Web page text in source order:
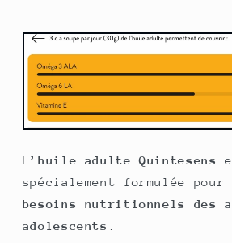
L’huile adulte Quintesens
spécialement formulée pour
besoins nutritionnels des
adolescents